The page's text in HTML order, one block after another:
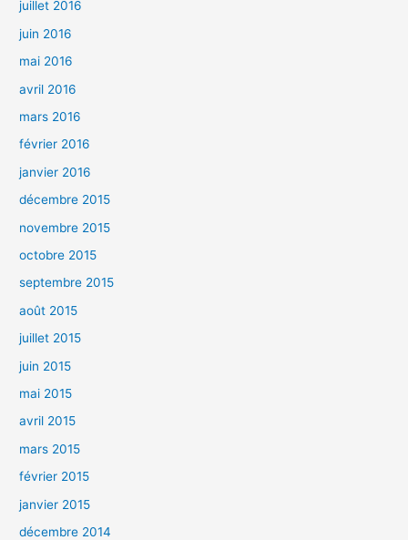
juillet 2016
juin 2016
mai 2016
avril 2016
mars 2016
février 2016
janvier 2016
décembre 2015
novembre 2015
octobre 2015
septembre 2015
août 2015
juillet 2015
juin 2015
mai 2015
avril 2015
mars 2015
février 2015
janvier 2015
décembre 2014